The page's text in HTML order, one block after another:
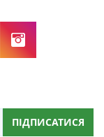
ПІДПИСАТИСЯ